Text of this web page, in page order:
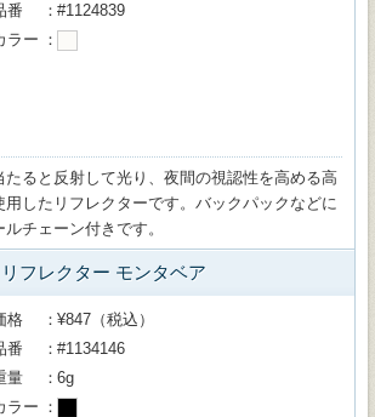
番
#1124839
ラー
たると反射して光り、夜間の視認性を高める高
したリフレクターです。バックパックなどに
チェーン付きです。
フレクター モンタベア
格
¥847（税込）
番
#1134146
量
6g
ラー